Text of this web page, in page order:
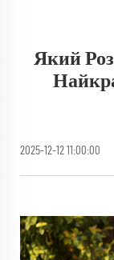
Який
2025-12-12 11:00:00